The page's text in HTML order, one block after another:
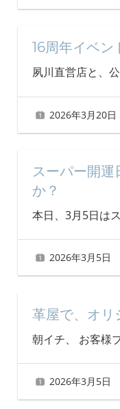
16周年イベン
夙川直営店と、
2026年3月20日
スーパー開運
か？
本日、3月5日は
2026年3月5日
革屋で、オリ
朝イチ、 お客様
2026年3月5日